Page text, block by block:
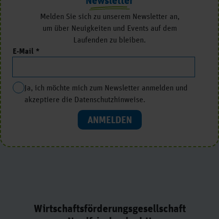
Melden Sie sich zu unserem Newsletter an,
um über Neuigkeiten und Events auf dem
Laufenden zu bleiben.
E-Mail
ANMELDEN
Ja, ich möchte mich zum Newsletter anmelden und
akzeptiere die Datenschutzhinweise.
Wirtschaftsförderungsgesellschaft